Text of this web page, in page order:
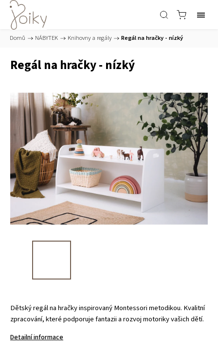
Domů / NÁBYTEK / Knihovny a regály / Regál na hračky - nízký
Regál na hračky - nízký
Dětský regál na hračky inspirovaný Montessori metodikou. Kvalitní
zpracování, které podporuje fantazii a rozvoj motoriky vašich dětí.
Detailní informace